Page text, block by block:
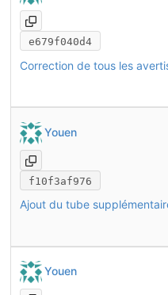
e679f040d4
Youen
f10f3af976
Ajout du tube
Youen